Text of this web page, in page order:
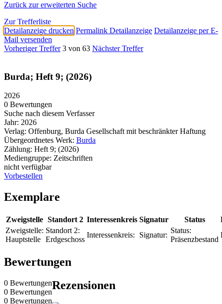
Zurück zur erweiterten Suche
Zur Trefferliste
Detailanzeige drucken Permalink Detailanzeige Detailanzeige per E-
Mail versenden
Vorheriger Treffer 3 von 63 Nächster Treffer
Burda; Heft 9; (2026)
2026
0 Bewertungen
Suche nach diesem Verfasser
Jahr: 2026
Verlag: Offenburg, Burda Gesellschaft mit beschränkter Haftung
Übergeordnetes Werk: Burda
Zählung: Heft 9; (2026)
Mediengruppe: Zeitschriften
nicht verfügbar
Vorbestellen
Exemplare
Zweigstelle Standort 2 Interessenkreis Signatur Status
Zweigstelle:
Hauptstelle
Standort 2:
Erdgeschoss
Interessenkreis: Signatur:
Status:
Präsenzbestand
Bewertungen
0 Bewertungen
0 Bewertungen
0 Bewertungen
Rezensionen